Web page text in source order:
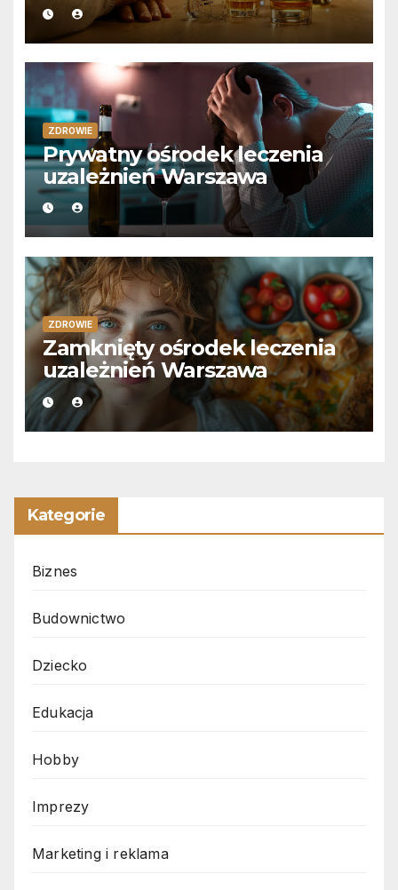
ZDROWIE
Prywatny ośrodek leczenia
uzależnień Warszawa
ZDROWIE
Zamknięty ośrodek leczenia
uzależnień Warszawa
Kategorie
Biznes
Budownictwo
Dziecko
Edukacja
Hobby
Imprezy
Marketing i reklama